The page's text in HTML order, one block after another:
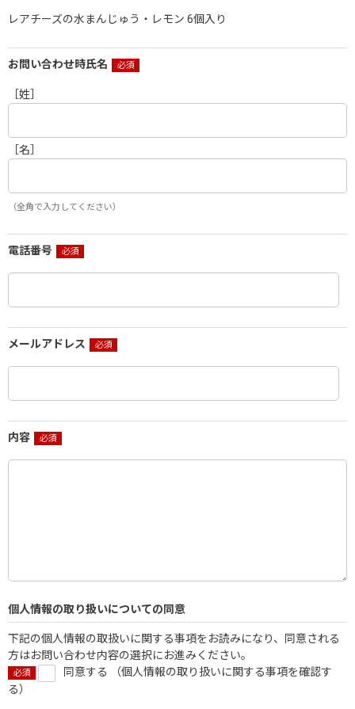
レアチーズの水まんじゅう・レモン 6個入り
お問い合わせ時氏名
［姓］
［名］
（全角で入力してください）
電話番号
メールアドレス
内容
個人情報の取り扱いについての同意
下記の個人情報の取扱いに関する事項をお読みになり、同意される
方はお問い合わせ内容の選択にお進みください。
同意する （個人情報の取り扱いに関する事項を確認す
る）